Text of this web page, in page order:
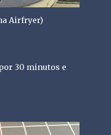
Airfryer)
30 minutos e